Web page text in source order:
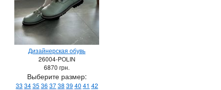
Дизайнерская обувь
26004-POLIN
6870 грн.
Выберите размер:
33 3435 36 3738 39 40 41 42